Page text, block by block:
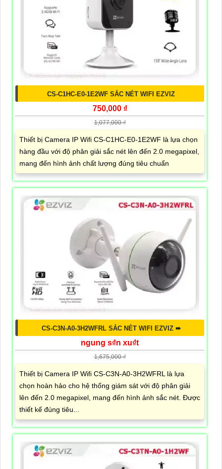
CS-C1HC-E0-1E2WF SẮC NÉT WIFI EZVIZ
750,000 ₫
1,077,000 ₫
Thiết bị Camera IP Wifi CS-C1HC-E0-1E2WF là lựa chọn
hàng đầu với độ phân giải sắc nét lên đến 2.0 megapixel,
mang đến hình ảnh chất lượng đúng tiêu chuẩn
CS-C3N-A0-3H2WFRL SẮC NÉT WIFI EZVIZ ➠
ngung s₫n xu₫t
1,675,000 ₫
Thiết bị Camera IP Wifi CS-C3N-A0-3H2WFRL là lựa
chọn hoàn hảo cho hệ thống giám sát với độ phân giải
lên đến 2.0 megapixel, mang đến hình ảnh sắc nét. Được
thiết kế đúng tiêu...